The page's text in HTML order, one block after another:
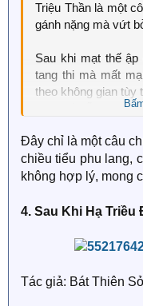
Triệu Thần là một
gánh nặng mà vứt
Sau khi mạt thế
tang thi mà mất
theo không gian
mạt thế diễn ra.
ở nơi ấy, hắn gặp
hắn yêu thương.
Đây chỉ là một câu
chiều tiểu phu lang,
không hợp lý, mong
4. Sau Khi Hạ
Tác giả: Bát Thiên